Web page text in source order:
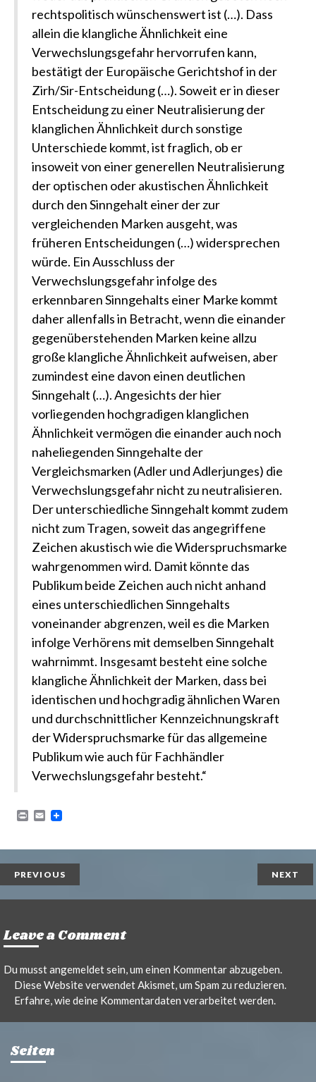
rechtspolitisch wünschenswert ist (…). Dass
allein die klangliche Ähnlichkeit eine
Verwechslungsgefahr hervorrufen kann,
bestätigt der Europäische Gerichtshof in der
Zirh/Sir-Entscheidung (…). Soweit er in dieser
Entscheidung zu einer Neutralisierung der
klanglichen Ähnlichkeit durch sonstige
Unterschiede kommt, ist fraglich, ob er
insoweit von einer generellen Neutralisierung
der optischen oder akustischen Ähnlichkeit
durch den Sinngehalt einer der zur
vergleichenden Marken ausgeht, was
früheren Entscheidungen (…) widersprechen
würde. Ein Ausschluss der
Verwechslungsgefahr infolge des
erkennbaren Sinngehalts einer Marke kommt
daher allenfalls in Betracht, wenn die einander
gegenüberstehenden Marken keine allzu
große klangliche Ähnlichkeit aufweisen, aber
zumindest eine davon einen deutlichen
Sinngehalt (…). Angesichts der hier
vorliegenden hochgradigen klanglichen
Ähnlichkeit vermögen die einander auch noch
naheliegenden Sinngehalte der
Vergleichsmarken (Adler und Adlerjunges) die
Verwechslungsgefahr nicht zu neutralisieren.
Der unterschiedliche Sinngehalt kommt zudem
nicht zum Tragen, soweit das angegriffene
Zeichen akustisch wie die Widerspruchsmarke
wahrgenommen wird. Damit könnte das
Publikum beide Zeichen auch nicht anhand
eines unterschiedlichen Sinngehalts
voneinander abgrenzen, weil es die Marken
infolge Verhörens mit demselben Sinngehalt
wahrnimmt. Insgesamt besteht eine solche
klangliche Ähnlichkeit der Marken, dass bei
identischen und hochgradig ähnlichen Waren
und durchschnittlicher Kennzeichnungskraft
der Widerspruchsmarke für das allgemeine
Publikum wie auch für Fachhändler
Verwechslungsgefahr besteht.“
P
n
t
E
i
l
PREVIOUS NEXT
Leave a Comment
Du musstangemeldetsein, um einen Kommentar abzugeben.
Diese Website verwendet Akismet, um Spam zu reduzieren.
Erfahre, wie deine Kommentardaten verarbeitet werden.
Seiten